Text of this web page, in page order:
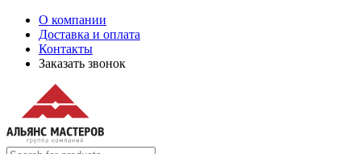
О компании
Доставка и оплата
Контакты
Заказать звонок